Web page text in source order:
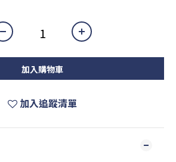
加入購物車
加入追蹤清單